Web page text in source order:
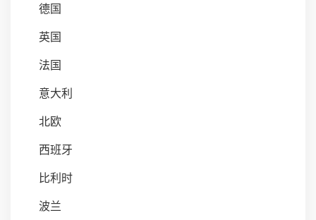
德国
英国
法国
意大利
北欧
西班牙
比利时
波兰